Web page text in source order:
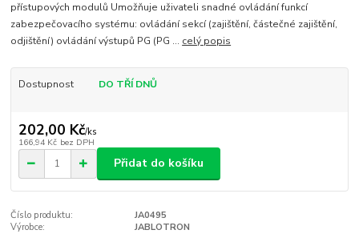
přístupových modulů Umožňuje uživateli snadné ovládání funkcí
zabezpečovacího systému: ovládání sekcí (zajištění, částečné zajištění,
odjištění) ovládání výstupů PG (PG ... celý popis
Dostupnost DO TŘÍ DNŮ
202,00 Kč/ks
166,94 Kč bez DPH
Přidat do košíku
Číslo produktu:
JA0495
Výrobce:
JABLOTRON